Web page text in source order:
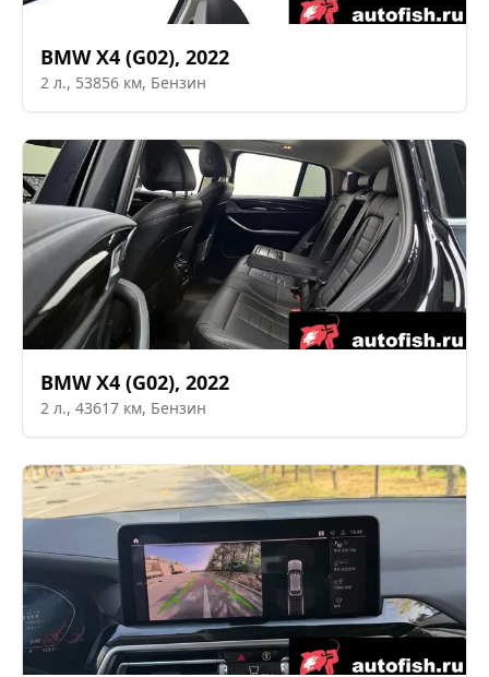
BMW X4 (G02), 2022
2 л., 53856 км, Бензин
BMW X4 (G02), 2022
2 л., 43617 км, Бензин